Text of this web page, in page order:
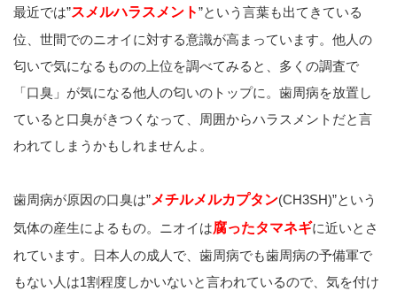
最近では”スメルハラスメント”という言葉も出てきている
位、世間でのニオイに対する意識が高まっています。他人の
匂いで気になるものの上位を調べてみると、多くの調査で
「口臭」が気になる他人の匂いのトップに。歯周病を放置し
ていると口臭がきつくなって、周囲からハラスメントだと言
われてしまうかもしれませんよ。
歯周病が原因の口臭は”メチルメルカプタン(CH3SH)”という
気体の産生によるもの。ニオイは腐ったタマネギに近いとさ
れています。日本人の成人で、歯周病でも歯周病の予備軍で
もない人は1割程度しかいないと言われているので、気を付け